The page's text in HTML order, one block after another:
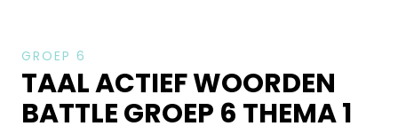
GROEP 6
TAAL ACTIEF WOORDEN
BATTLE GROEP 6 THEMA 1